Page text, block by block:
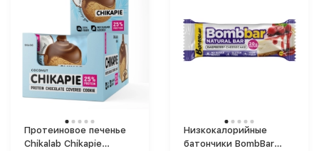
Протеиновое печенье
Chikalab Chikapie
Низкокалорийные
батончики BombBar